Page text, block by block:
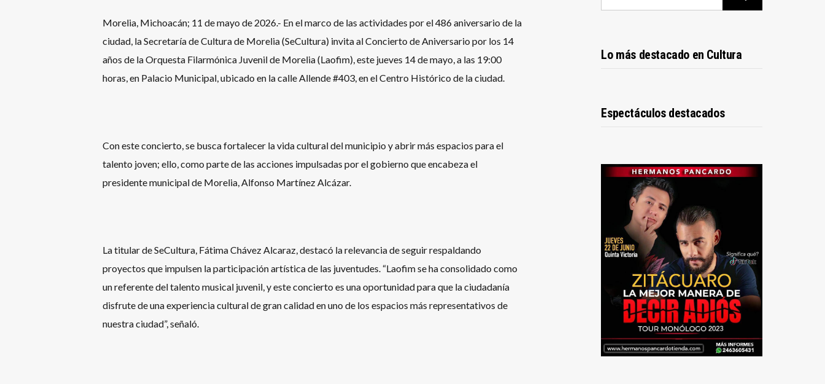
Morelia, Michoacán; 11 de mayo de 2026.- En el marco de las actividades por el 486 aniversario de la
ciudad, la Secretaría de Cultura de Morelia (SeCultura) invita al Concierto de Aniversario por los 14
años de la Orquesta Filarmónica Juvenil de Morelia (Laofim), este jueves 14 de mayo, a las 19:00
horas, en Palacio Municipal, ubicado en la calle Allende #403, en el Centro Histórico de la ciudad.
Con este concierto, se busca fortalecer la vida cultural del municipio y abrir más espacios para el
talento joven; ello, como parte de las acciones impulsadas por el gobierno que encabeza el
presidente municipal de Morelia, Alfonso Martínez Alcázar.
La titular de SeCultura, Fátima Chávez Alcaraz, destacó la relevancia de seguir respaldando
proyectos que impulsen la participación artística de las juventudes. “Laofim se ha consolidado como
un referente del talento musical juvenil, y este concierto es una oportunidad para que la ciudadanía
disfrute de una experiencia cultural de gran calidad en uno de los espacios más representativos de
nuestra ciudad”, señaló.
Lo más destacado en Cultura
Espectáculos destacados